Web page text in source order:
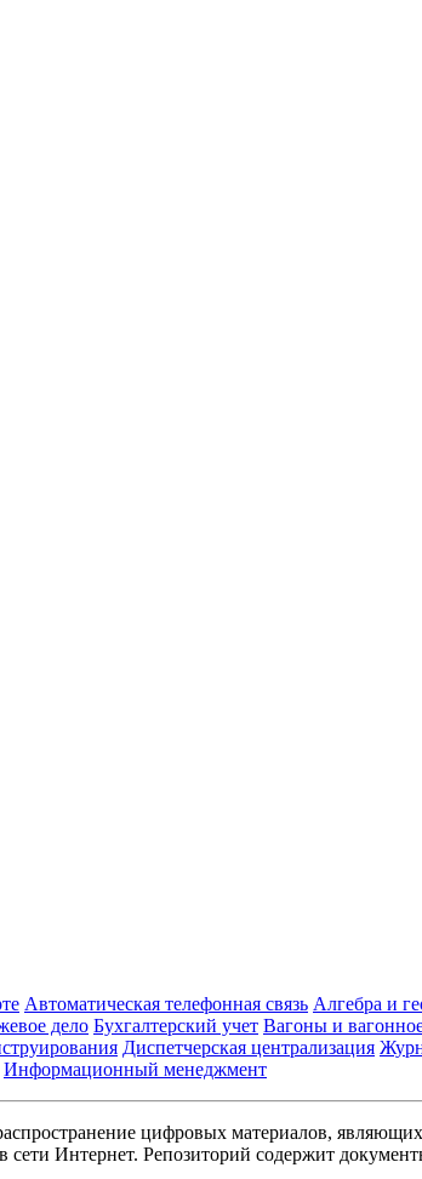
Автоматическая телефонная связь Алгебра и
дело Бухгалтерский учет Вагоны и
Диспетчерская централизация
Информационный менеджмент
цифровых материалов,
Интернет. Репозиторий содержит